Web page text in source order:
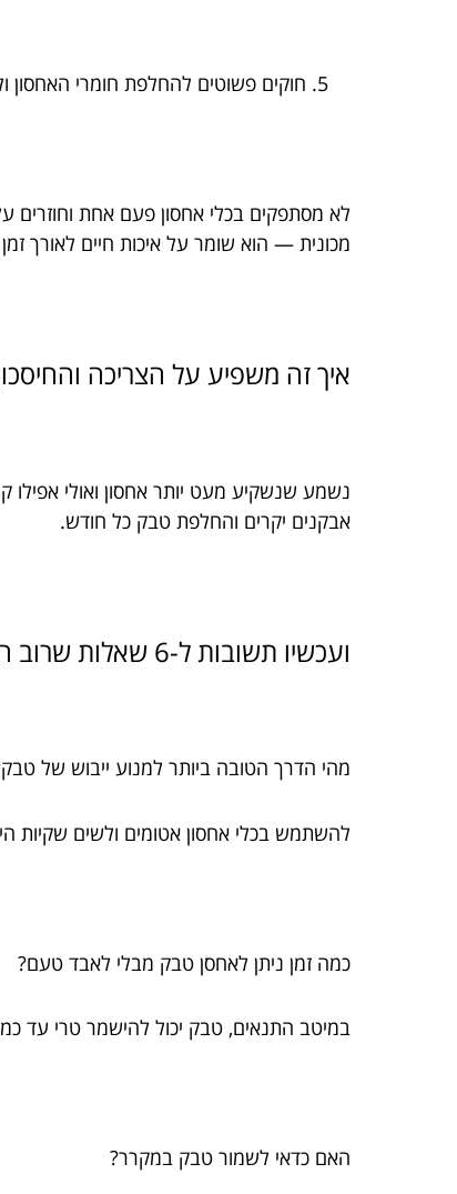
חוקים פשוטים להחלפת חומרי האחסון
מכונית — הוא שומר על איכות חיים לאורך
איך זה משפיע על הצריכה
נשמע שנשקיע מעט יותר אחסון ואולי
אבקנים יקרים והחלפת טבק כל חודש.
ועכשיו תשובות ל-6 שאלות שרוב האנשים מתלבטים בהן:
מהי הדרך הטובה ביותר למנוע ייבוש של
להשתמש בכלי אחסון אטומים ולשים שקיות
כמה זמן ניתן לאחסן טבק מבלי לאבד טעם?
במיטב התנאים, טבק יכול להישמר טרי עד
האם כדאי לשמור טבק במקרר?